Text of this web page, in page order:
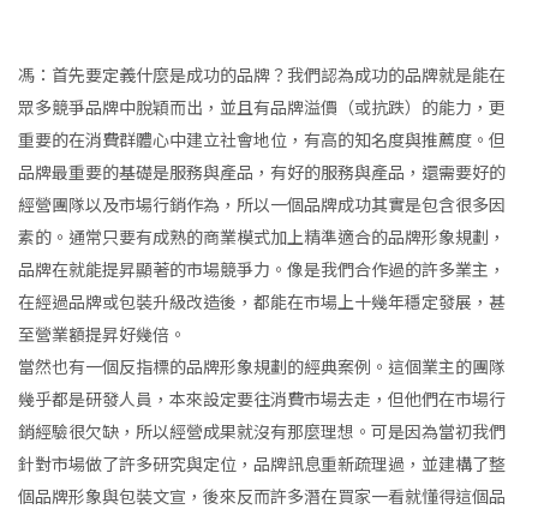
馮：首先要定義什麼是成功的品牌？我們認為成功的品牌就是能在
眾多競爭品牌中脫穎而出，並且有品牌溢價（或抗跌）的能力，更
重要的在消費群體心中建立社會地位，有高的知名度與推薦度。但
品牌最重要的基礎是服務與產品，有好的服務與產品，還需要好的
經營團隊以及市場行銷作為，所以一個品牌成功其實是包含很多因
素的。通常只要有成熟的商業模式加上精準適合的品牌形象規劃，
品牌在就能提昇顯著的市場競爭力。像是我們合作過的許多業主，
在經過品牌或包裝升級改造後，都能在市場上十幾年穩定發展，甚
至營業額提昇好幾倍。
當然也有一個反指標的品牌形象規劃的經典案例。這個業主的團隊
幾乎都是研發人員，本來設定要往消費市場去走，但他們在市場行
銷經驗很欠缺，所以經營成果就沒有那麼理想。可是因為當初我們
針對市場做了許多研究與定位，品牌訊息重新疏理過，並建構了整
個品牌形象與包裝文宣，後來反而許多潛在買家一看就懂得這個品